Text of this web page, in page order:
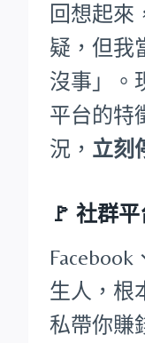
回想起來
疑，但我
沒事」。
平台的特
況， 立刻
🚩 社群
Facebook
生人，根
私帶你賺